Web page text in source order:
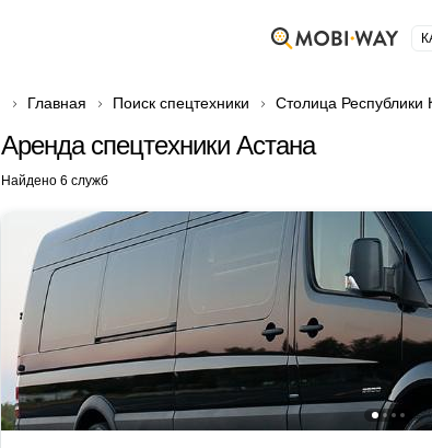
Главная Поиск спецтехники Столица Республики
Аренда спецтехники Астана
Найдено 6 служб